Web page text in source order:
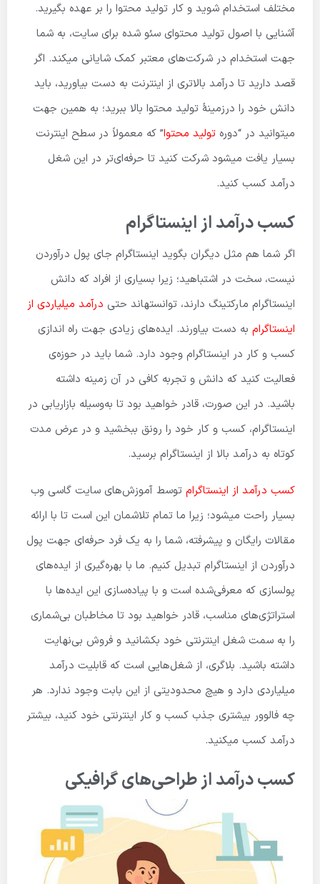
مختلف استخدام شوید و کار تولید محتوا را بر عهده بگیرید.
آشنایی با اصول تولید محتوای سئو شده برای سایت، به شما
جهت استخدام در شرکت‌های معتبر کمک شایانی میکند. اگر
قصد دارید تا درآمد بالاتری از اینترنت به دست بیاورید، باید
دانش خود را درزمینهٔ تولید محتوا بالا ببرید؛ به همین جهت
میتوانید در “دوره تولید محتوا” که معمولاً در سطح اینترنت
بسیار یافت میشود شرکت کنید تا حرفه‌ای‌تر در این شغل
درآمد کسب کنید.
کسب درآمد از اینستاگرام
اگر شما هم مثل دیگران بگوید اینستاگرام جای پول درآوردن
نیست، سخت در اشتباهید؛ زیرا بسیاری از افراد که دانش
اینستاگرام مارکتینگ دارند، توانسته­اند حتی درآمد میلیاردی از
اینستاگرام به دست بیاورند. ایده‌های زیادی جهت راه اندازی
کسب و کار در اینستاگرام وجود دارد. شما باید در حوزه‌ی
فعالیت کنید که دانش و تجربه کافی در آن زمینه داشته
باشید. در این صورت، قادر خواهید بود تا به‌وسیله بازاریابی در
اینستاگرام، کسب و کار خود را رونق ببخشید و در عرض مدت
کوتاه به درآمد بالا از اینستاگرام برسید.
کسب درآمد از اینستاگرام توسط آموزش‌های سایت گاسی وب
بسیار راحت میشود؛ زیرا ما تمام تلاشمان این است تا با ارائه
مقالات رایگان و پیشرفته، شما را به یک فرد حرفه‌ای جهت پول
درآوردن از اینستاگرام تبدیل کنیم. ما با بهره‌گیری از ایده‌های
پولسازی که معرفی‌شده است و با پیاده‌سازی این ایده‌ها با
استراتژی‌های مناسب، قادر خواهید بود تا مخاطبان بی‌شماری
را به سمت شغل اینترنتی خود بکشانید و فروش بی‌نهایت
داشته باشید. بلاگری، از شغل‌هایی است که قابلیت درآمد
میلیاردی دارد و هیچ محدودیتی از این بابت وجود ندارد. هر
چه فالوور بیشتری جذب کسب و کار اینترنتی خود کنید، بیشتر
درآمد کسب میکنید.
کسب درآمد از طراحی‌های گرافیکی